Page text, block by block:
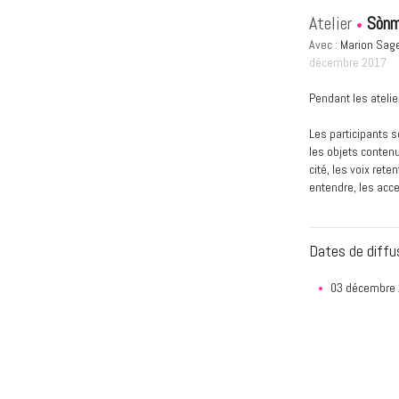
Atelier
Avec : Marion
décembre 2017
Pendant les
Les participants
les objets
cité, les voix
entendre, les
Dates de
03 décembre